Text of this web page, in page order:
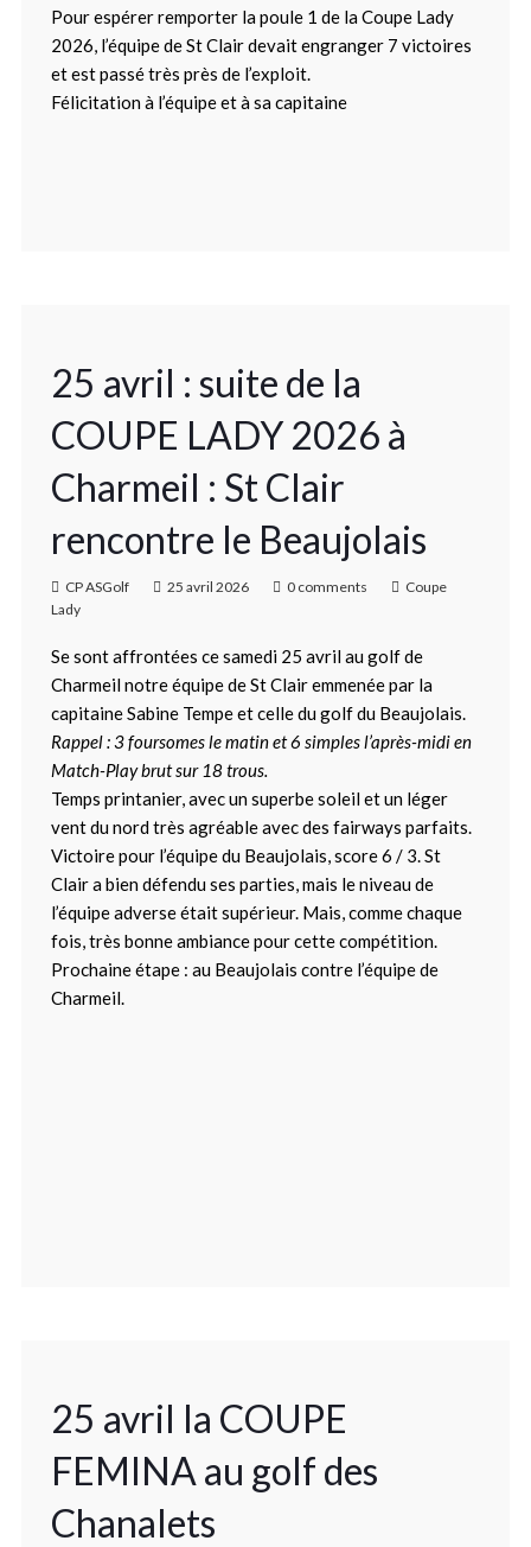
Pour espérer remporter la poule 1 de la Coupe Lady
2026, l’équipe de St Clair devait engranger 7 victoires
et est passé très près de l’exploit.
Félicitation à l’équipe et à sa capitaine
25 avril : suite de la
COUPE LADY 2026 à
Charmeil : St Clair
rencontre le Beaujolais
CP ASGolf 25 avril 2026 0 comments
Coupe
Lady
Se sont affrontées ce samedi 25 avril au golf de
Charmeil notre équipe de St Clair emmenée par la
capitaine Sabine Tempe et celle du golf du Beaujolais.
Rappel : 3 foursomes le matin et 6 simples l’après-midi en
Match-Play brut sur 18 trous.
Temps printanier, avec un superbe soleil et un léger
vent du nord très agréable avec des fairways parfaits.
Victoire pour l’équipe du Beaujolais, score 6 / 3. St
Clair a bien défendu ses parties, mais le niveau de
l’équipe adverse était supérieur. Mais, comme chaque
fois, très bonne ambiance pour cette compétition.
Prochaine étape : au Beaujolais contre l’équipe de
Charmeil.
25 avril la COUPE
FEMINA au golf des
Chanalets